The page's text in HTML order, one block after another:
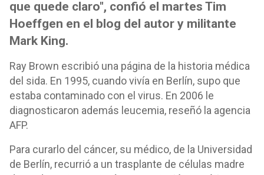
que quede claro", confió el martes Tim
Hoeffgen en el blog del autor y militante
Mark King.
Ray Brown escribió una página de la historia médica
del sida. En 1995, cuando vivía en Berlín, supo que
estaba contaminado con el virus. En 2006 le
diagnosticaron además leucemia, reseñó la agencia
AFP.
Para curarlo del cáncer, su médico, de la Universidad
de Berlín, recurrió a un trasplante de células madre